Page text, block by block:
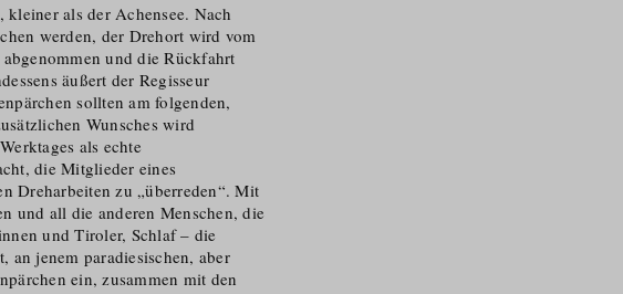
kleiner als der Achensee. Nach
werden, der Drehort wird vom
und die Rückfahrt
äußert der Regisseur
sollten am folgenden,
Wunsches wird
als echte
die Mitglieder eines
Dreharbeiten zu „überreden“. Mit
und all die anderen Menschen, die
und Tiroler, Schlaf – die
an jenem paradiesischen, aber
ein, zusammen mit den